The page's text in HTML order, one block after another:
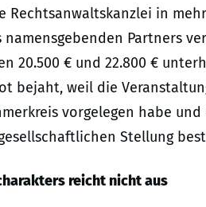
in
namensgebenden Partners
20.500 € und 22.800 €
bejaht, weil die
vorgelegen habe
Stellung
reicht nicht aus